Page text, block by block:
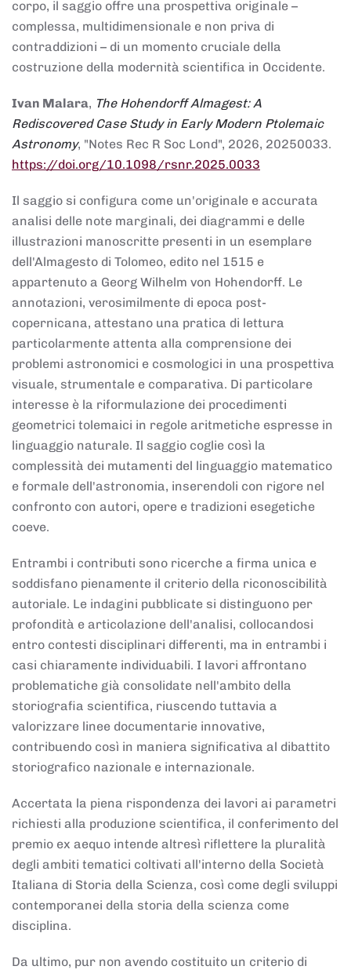
corpo, il saggio offre una prospettiva originale –
complessa, multidimensionale e non priva di
contraddizioni – di un momento cruciale della
costruzione della modernità scientifica in Occidente.
Ivan Malara, The Hohendorff Almagest: A
Rediscovered Case Study in Early Modern Ptolemaic
Astronomy, "Notes Rec R Soc Lond", 2026, 20250033.
https://doi.org/10.1098/rsnr.2025.0033
Il saggio si configura come un'originale e accurata
analisi delle note marginali, dei diagrammi e delle
illustrazioni manoscritte presenti in un esemplare
dell'Almagesto di Tolomeo, edito nel 1515 e
appartenuto a Georg Wilhelm von Hohendorff. Le
annotazioni, verosimilmente di epoca post-
copernicana, attestano una pratica di lettura
particolarmente attenta alla comprensione dei
problemi astronomici e cosmologici in una prospettiva
visuale, strumentale e comparativa. Di particolare
interesse è la riformulazione dei procedimenti
geometrici tolemaici in regole aritmetiche espresse in
linguaggio naturale. Il saggio coglie così la
complessità dei mutamenti del linguaggio matematico
e formale dell'astronomia, inserendoli con rigore nel
confronto con autori, opere e tradizioni esegetiche
coeve.
Entrambi i contributi sono ricerche a firma unica e
soddisfano pienamente il criterio della riconoscibilità
autoriale. Le indagini pubblicate si distinguono per
profondità e articolazione dell'analisi, collocandosi
entro contesti disciplinari differenti, ma in entrambi i
casi chiaramente individuabili. I lavori affrontano
problematiche già consolidate nell'ambito della
storiografia scientifica, riuscendo tuttavia a
valorizzare linee documentarie innovative,
contribuendo così in maniera significativa al dibattito
storiografico nazionale e internazionale.
Accertata la piena rispondenza dei lavori ai parametri
richiesti alla produzione scientifica, il conferimento del
premio ex aequo intende altresì riflettere la pluralità
degli ambiti tematici coltivati all'interno della Società
Italiana di Storia della Scienza, così come degli sviluppi
contemporanei della storia della scienza come
disciplina.
Da ultimo, pur non avendo costituito un criterio di